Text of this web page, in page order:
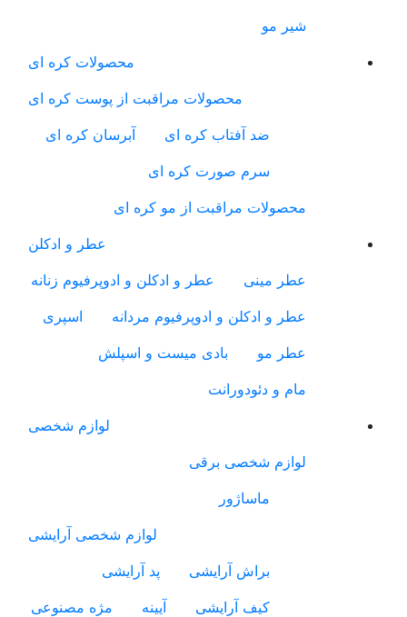
شیر مو
محصولات کره ای
محصولات مراقبت از پوست کره ای
ضد آفتاب کره ای
آبرسان کره ای
سرم صورت کره ای
محصولات مراقبت از مو کره ای
عطر و ادکلن
عطر مینی
عطر و ادکلن و ادوپرفیوم زنانه
عطر و ادکلن و ادوپرفیوم مردانه
اسپری
عطر مو
بادی میست و اسپلش
مام و دئودورانت
لوازم شخصی
لوازم شخصی برقی
ماساژور
لوازم شخصی آرایشی
براش آرایشی
پد آرایشی
کیف آرایشی
آیینه
مژه مصنوعی